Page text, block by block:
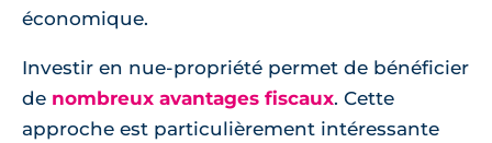
économique.
Investir en nue-propriété permet de bénéficier
de nombreux avantages fiscaux. Cette
approche est particulièrement intéressante